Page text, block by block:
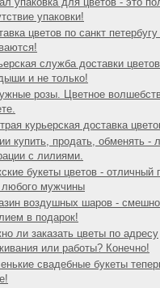
упаковки!
цветов по санкт
служба доставки цветов
и не только!
розы. Цветное
курьерская доставка
купить, продать, обменять -
с лилиями.
букеты цветов - отличный
мужчины
воздушных шаров -
в подарок!
ли заказать цветы по адресу
или работы? Конечно!
свадебные букеты